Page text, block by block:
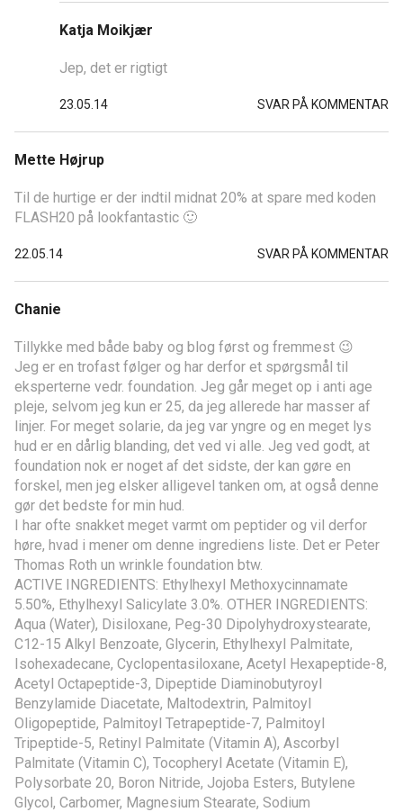
Katja Moikjær
Jep, det er rigtigt
23.05.14 SVAR PÅ KOMMENTAR
Mette Højrup
Til de hurtige er der indtil midnat 20% at spare med koden
FLASH20 på lookfantastic 🙂
22.05.14 SVAR PÅ KOMMENTAR
Chanie
Tillykke med både baby og blog først og fremmest 😉
Jeg er en trofast følger og har derfor et spørgsmål til
eksperterne vedr. foundation. Jeg går meget op i anti age
pleje, selvom jeg kun er 25, da jeg allerede har masser af
linjer. For meget solarie, da jeg var yngre og en meget lys
hud er en dårlig blanding, det ved vi alle. Jeg ved godt, at
foundation nok er noget af det sidste, der kan gøre en
forskel, men jeg elsker alligevel tanken om, at også denne
gør det bedste for min hud.
I har ofte snakket meget varmt om peptider og vil derfor
høre, hvad i mener om denne ingrediens liste. Det er Peter
Thomas Roth un wrinkle foundation btw.
ACTIVE INGREDIENTS: Ethylhexyl Methoxycinnamate
5.50%, Ethylhexyl Salicylate 3.0%. OTHER INGREDIENTS:
Aqua (Water), Disiloxane, Peg-30 Dipolyhydroxystearate,
C12-15 Alkyl Benzoate, Glycerin, Ethylhexyl Palmitate,
Isohexadecane, Cyclopentasiloxane, Acetyl Hexapeptide-8,
Acetyl Octapeptide-3, Dipeptide Diaminobutyroyl
Benzylamide Diacetate, Maltodextrin, Palmitoyl
Oligopeptide, Palmitoyl Tetrapeptide-7, Palmitoyl
Tripeptide-5, Retinyl Palmitate (Vitamin A), Ascorbyl
Palmitate (Vitamin C), Tocopheryl Acetate (Vitamin E),
Polysorbate 20, Boron Nitride, Jojoba Esters, Butylene
Glycol, Carbomer, Magnesium Stearate, Sodium